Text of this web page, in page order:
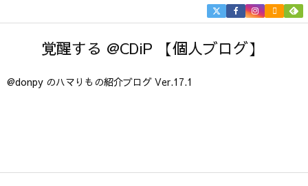
覚醒する @CDiP 【個人ブログ】
@donpy のハマりもの紹介ブログ Ver.17.1

